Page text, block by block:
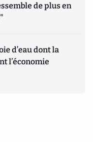
de plus en
d’eau dont la
l’économie